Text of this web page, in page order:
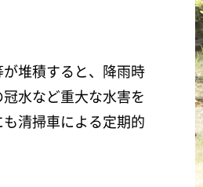
堆積すると、降雨時
水など重大な水害を
清掃車による定期的